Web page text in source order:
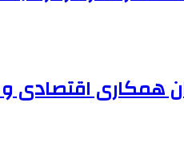
همکاری اقتصادی و